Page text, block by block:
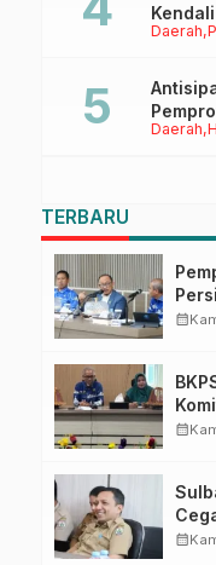
Daerah
Daerah
Ruang
TERBARU
calendar_month
calendar_month
calendar_month